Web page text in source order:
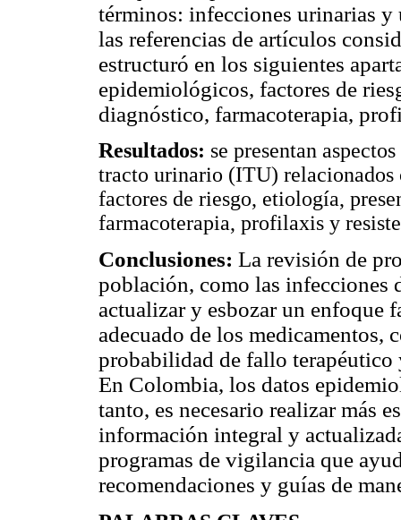
términos: infecciones urinarias
las referencias de artículos
estructuró en los siguientes
epidemiológicos, factores de
diagnóstico, farmacoterapia,
Resultados: se presentan
tracto urinario (ITU)
factores de riesgo, etiología,
farmacoterapia, profilaxis y
Conclusiones: La revisión de
población, como las infecciones
actualizar y esbozar un enfoque
adecuado de los
probabilidad de fallo terapéutico
En Colombia, los datos
tanto, es necesario realizar más
información integral y
programas de vigilancia que
recomendaciones y guías de